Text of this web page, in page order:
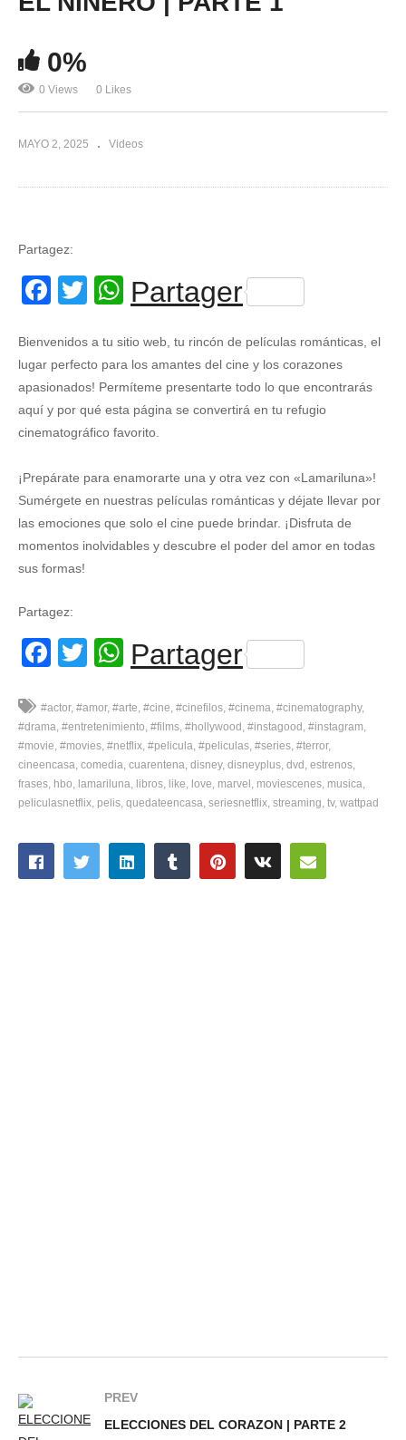
0%
0 Views 0 Likes
MAYO 2, 2025 Videos
Partagez:
Facebook
TwitterWhatsApp
Partager
Bienvenidos a tu sitio web, tu rincón de películas románticas, el
lugar perfecto para los amantes del cine y los corazones
apasionados! Permíteme presentarte todo lo que encontrarás
aquí y por qué esta página se convertirá en tu refugio
cinematográfico favorito.
¡Prepárate para enamorarte una y otra vez con «Lamariluna»!
Sumérgete en nuestras películas románticas y déjate llevar por
las emociones que solo el cine puede brindar. ¡Disfruta de
momentos inolvidables y descubre el poder del amor en todas
sus formas!
Partagez:
Facebook
TwitterWhatsApp
Partager
#actor #amor #arte #cine #cinefilos #cinema #cinematography
#drama #entretenimiento #films #hollywood #instagood #instagram
#movie #movies #netflix #pelicula #peliculas #series #terror
cineencasa comedia cuarentena disney disneyplus dvd estrenos
frases hbo lamariluna libros like love marvel moviescenes musica
peliculasnetflix pelis quedateencasa seriesnetflix streaming tv wattpad
PREV
ELECCIONES DEL CORAZON | PARTE 2